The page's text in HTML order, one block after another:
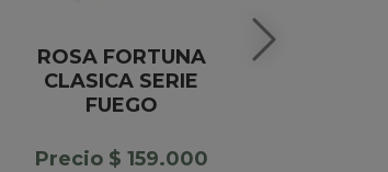
ROSA FORTUNA
CLASICA SERIE
FUEGO
Precio $ 159.000